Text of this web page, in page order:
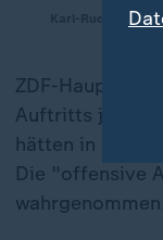
Karl-Rudolf
ZDF-
Auftritts jedoch
hätten in der
Die "offensive